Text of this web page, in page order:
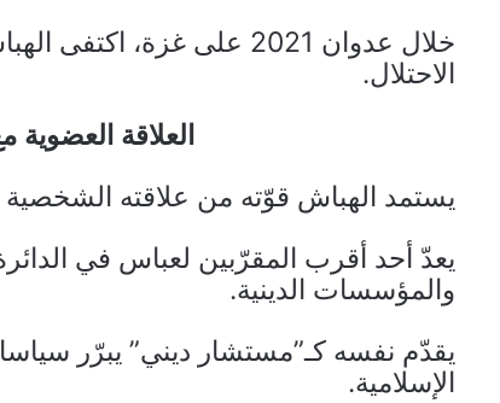
خلال عدوان 2021 على
الاحتلال.
العلاقة العضوية
يستمد الهباش قوّته من علاقته
يعدّ أحد أقرب المقرّبين لعباس في
والمؤسسات الدينية.
يقدّم نفسه كـ”مستشار ديني” يبرّر
الإسلامية.